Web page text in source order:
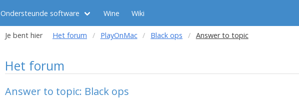
Ondersteunde software Wine Wiki
Je bent hier Het forum PlayOnMac Black ops Answer to topic
Het forum
Answer to topic: Black ops